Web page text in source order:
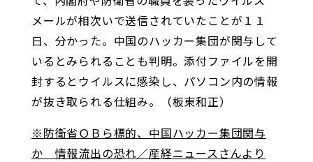
メールが相次いで送信されていたことが１１
日、分かった。中国のハッカー集団が関与して
いるとみられることも判明。添付ファイルを開
封するとウイルスに感染し、パソコン内の情報
が抜き取られる仕組み。（板東和正）
※防衛省ＯＢら標的、中国ハッカー集団関与
か 情報流出の恐れ／産経ニュースさんより